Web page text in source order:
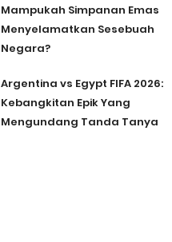
Mampukah Simpanan Emas
Menyelamatkan Sesebuah
Negara?
Argentina vs Egypt FIFA 2026:
Kebangkitan Epik Yang
Mengundang Tanda Tanya